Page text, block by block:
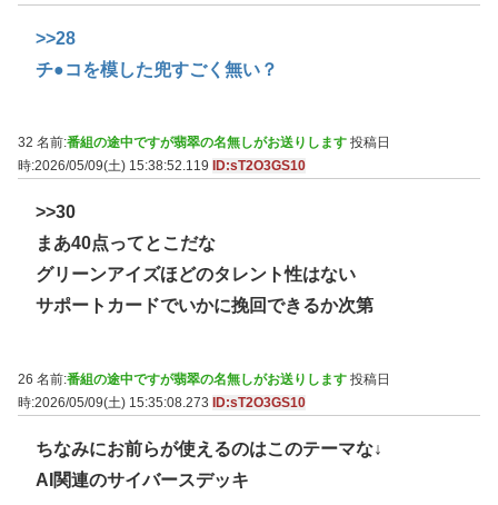
>>28
チ●コを模した兜すごく無い？
32 名前:番組の途中ですが翡翠の名無しがお送りします 投稿日
時:2026/05/09(土) 15:38:52.119
ID:sT2O3GS10
>>30
まあ40点ってとこだな
グリーンアイズほどのタレント性はない
サポートカードでいかに挽回できるか次第
26 名前:番組の途中ですが翡翠の名無しがお送りします 投稿日
時:2026/05/09(土) 15:35:08.273 ID:sT2O3GS10
ちなみにお前らが使えるのはこのテーマな↓
AI関連のサイバースデッキ